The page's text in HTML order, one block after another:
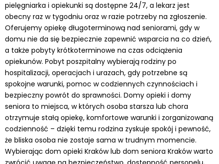
pielęgniarka i opiekunki są dostępne 24/7, a lekarz jest
obecny raz w tygodniu oraz w razie potrzeby na zgłoszenie.
Oferujemy opiekę długoterminową nad seniorami, gdy w
domu nie da się bezpiecznie zapewnić wsparcia na co dzień,
a także pobyty krótkoterminowe na czas odciążenia
opiekunów. Pobyt poszpitalny wybierają rodziny po
hospitalizacji, operacjach i urazach, gdy potrzebne są
spokojne warunki, pomoc w codziennych czynnościach i
bezpieczny powrót do sprawności. Domy opieki i domy
seniora to miejsca, w których osoba starsza lub chora
otrzymuje stałą opiekę, komfortowe warunki i zorganizowaną
codzienność – dzięki temu rodzina zyskuje spokój i pewność,
że bliska osoba nie zostaje sama w trudnym momencie.
Wybierając dom opieki Kraków lub dom seniora Kraków warto